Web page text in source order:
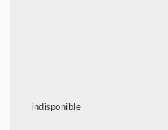
indisponible